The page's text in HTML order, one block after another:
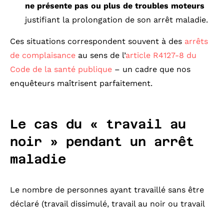
ne présente pas ou plus de troubles moteurs
justifiant la prolongation de son arrêt maladie.
Ces situations correspondent souvent à des arrêts
de complaisance au sens de l’article R4127-8 du
Code de la santé publique – un cadre que nos
enquêteurs maîtrisent parfaitement.
Le cas du « travail au
noir » pendant un arrêt
maladie
Le nombre de personnes ayant travaillé sans être
déclaré (travail dissimulé, travail au noir ou travail